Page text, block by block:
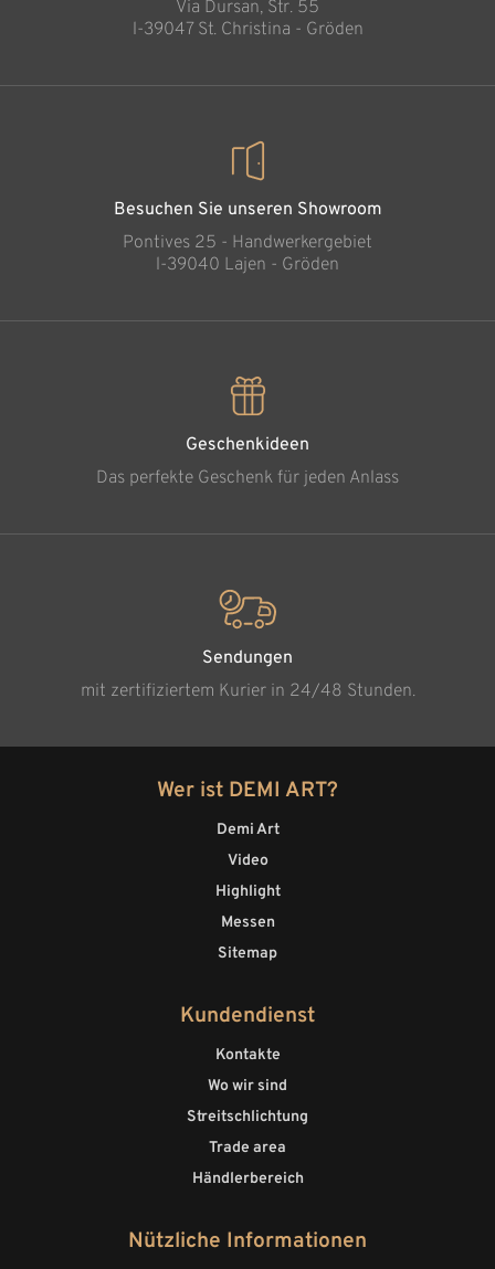
Warenkorb
Via Dursan, Str. 55
l-39047 St. Christina - Gröden
Besuchen Sie unseren Showroom
Pontives 25 - Handwerkergebiet
l-39040 Lajen - Gröden
Geschenkideen
Das perfekte Geschenk für jeden Anlass
Sendungen
mit zertifiziertem Kurier in 24/48 Stunden.
Wer ist DEMI ART?
Demi Art
Video
Highlight
Messen
Sitemap
Kundendienst
Kontakte
Wo wir sind
Streitschlichtung
Trade area
Händlerbereich
Nützliche Informationen